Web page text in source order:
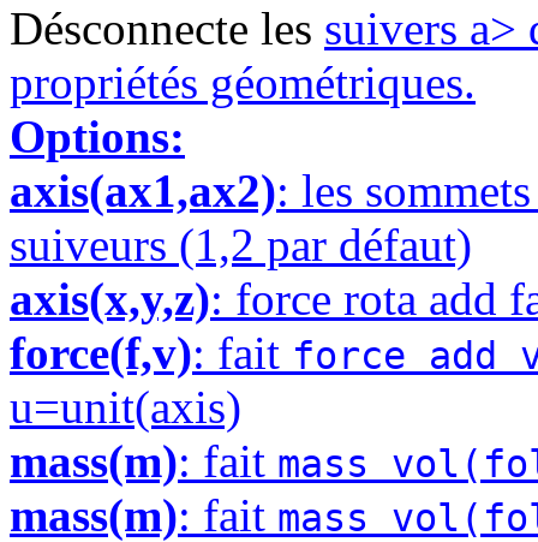
Désconnecte les suivers
propriétés géométriques.
Options:
axis(ax1,ax2): les
suiveurs (1,2 par défaut)
axis(x,y,z): force rota add
force(f,v): fait force add
u=unit(axis)
mass(m): fait mass
mass(m): fait mass